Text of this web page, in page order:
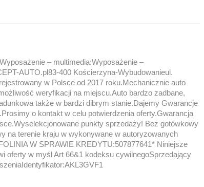
– multimedia:Wyposażenie –
AUTO.pl83-400 Kościerzyna-Wybudowanieul.
w Polsce od 2017 roku.Mechanicznie auto
weryfikacji na miejscu.Auto bardzo zadbane,
także w bardzi dibrym stanie.Dajemy Gwarancje
o kontakt w celu potwierdzenia oferty.Gwarancja
punkty sprzedaży! Bez gotówkowy
na terenie kraju w wykonywane w autoryzowanych
W SPRAWIE KREDYTU:507877641* Niniejsze
oferty w myśl Art 66&1 kodeksu cywilnegoSprzedający